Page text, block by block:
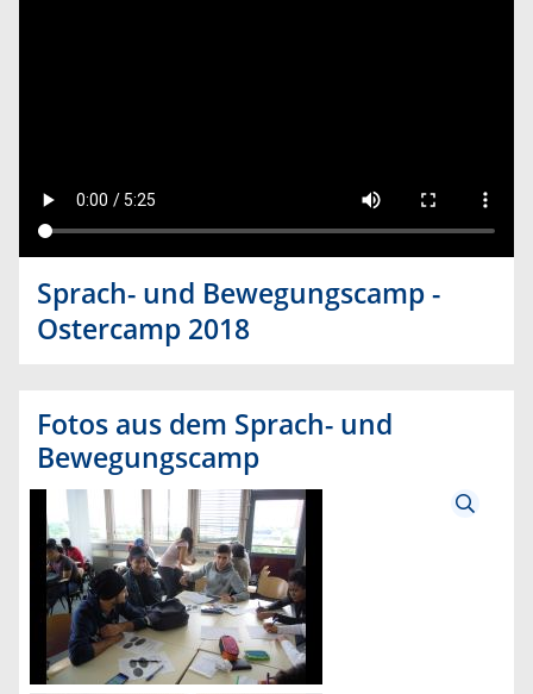
Sprach- und Bewegungscamp -
Ostercamp 2018
Fotos aus dem Sprach- und
Bewegungscamp